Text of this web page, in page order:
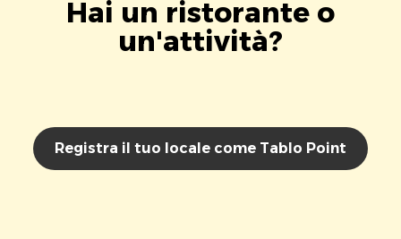
Hai un ristorante o
un'attività?
Registra il tuo locale come Tablo Point